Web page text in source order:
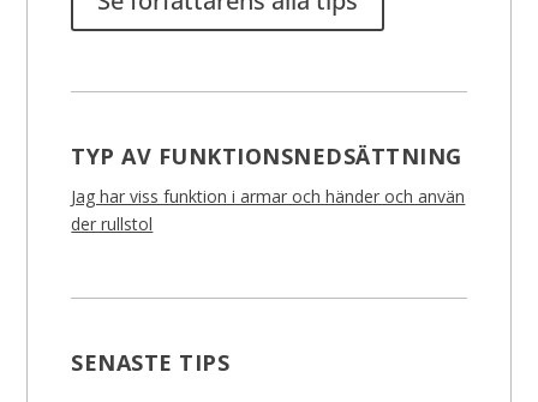
TYP AV FUNKTIONSNEDSÄTTNING
Jag har viss funktion i armar och händer och använ
der rullstol
SENASTE TIPS